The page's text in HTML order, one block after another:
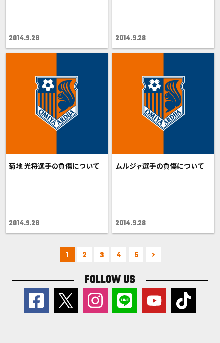
2014.9.28 2014.9.28
菊地 光将選手の負傷について
2014.9.28
ムルジャ選手の負傷について
2014.9.28
1 2 3 4 5
FOLLOW US